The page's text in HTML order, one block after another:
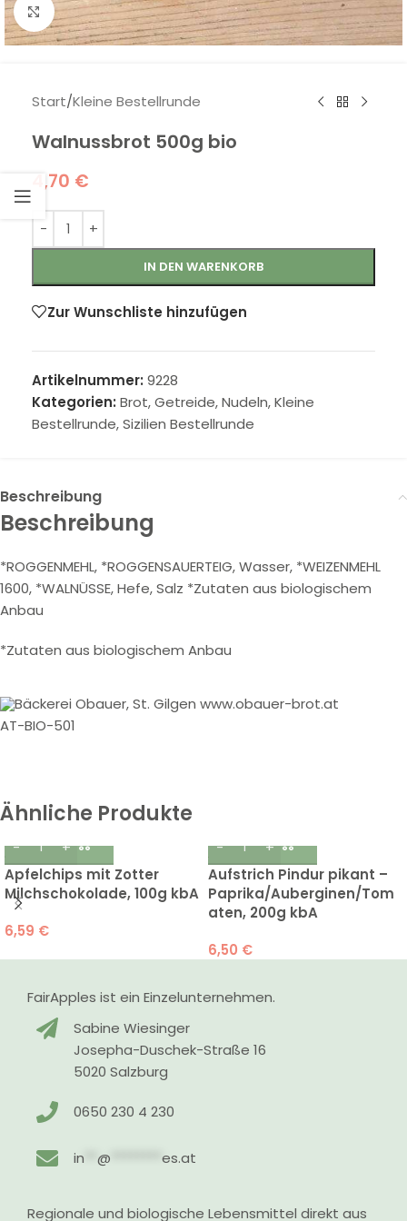
Klick zum Vergrößern
Start/Kleine Bestellrunde
Walnussbrot 500g bio
4,70 €
IN DEN WARENKORB
Zur Wunschliste hinzufügen
Artikelnummer: 9228
Kategorien: Brot, Getreide, Nudeln,Kleine
Bestellrunde,Sizilien Bestellrunde
Beschreibung
Beschreibung
*ROGGENMEHL, *ROGGENSAUERTEIG, Wasser, *WEIZENMEHL
1600, *WALNÜSSE, Hefe, Salz *Zutaten aus biologischem
Anbau
*Zutaten aus biologischem Anbau
Bäckerei Obauer, St. Gilgen www.obauer-brot.at
AT-BIO-501
Ähnliche Produkte
Apfelchips mit Zotter
Milchschokolade, 100g kbA
6,59 €
Aufstrich Pindur pikant –
Paprika/Auberginen/Tom
aten, 200g kbA
6,50 €
FairApples ist ein Einzelunternehmen.
Sabine Wiesinger
Josepha-Duschek-Straße 16
5020 Salzburg
0650 230 4 230
in **@ ********es.at
Regionale und biologische Lebensmittel direkt aus